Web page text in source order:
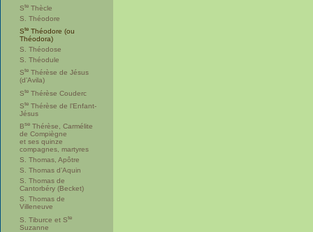
Ste Thècle
S. Théodore
Ste Théodore (ou
Théodora)
S. Théodose
S. Théodule
Ste Thérèse de Jésus
(d’Avila)
Ste Thérèse Couderc
Ste Thérèse de l’Enfant-
Jésus
Bse Thérèse, Carmélite
de Compiègne
et ses quinze
compagnes, martyres
S. Thomas, Apôtre
S. Thomas d’Aquin
S. Thomas de
Cantorbéry (Becket)
S. Thomas de
Villeneuve
S. Tiburce et Ste
Suzanne